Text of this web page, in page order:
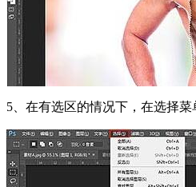
5、在有选区的情况下，在选择